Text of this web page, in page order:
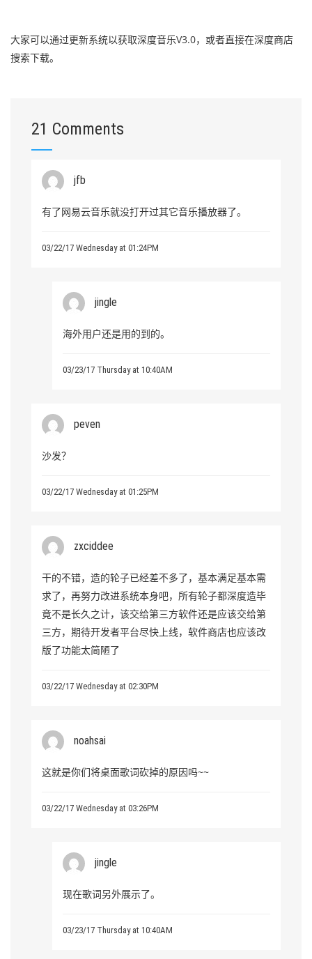
大家可以通过更新系统以获取深度音乐V3.0，或者直接在深度商店
搜索下载。
21 Comments
jfb
有了网易云音乐就没打开过其它音乐播放器了。
03/22/17 Wednesday at 01:24PM
jingle
海外用户还是用的到的。
03/23/17 Thursday at 10:40AM
peven
沙发？
03/22/17 Wednesday at 01:25PM
zxciddee
干的不错，造的轮子已经差不多了，基本满足基本需
求了，再努力改进系统本身吧，所有轮子都深度造毕
竟不是长久之计，该交给第三方软件还是应该交给第
三方，期待开发者平台尽快上线，软件商店也应该改
版了功能太简陋了
03/22/17 Wednesday at 02:30PM
noahsai
这就是你们将桌面歌词砍掉的原因吗~~
03/22/17 Wednesday at 03:26PM
jingle
现在歌词另外展示了。
03/23/17 Thursday at 10:40AM